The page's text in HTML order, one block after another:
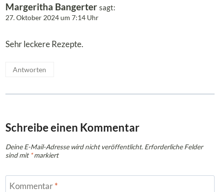
Margeritha Bangerter sagt:
27. Oktober 2024 um 7:14 Uhr
Sehr leckere Rezepte.
Antworten
Schreibe einen Kommentar
Deine E-Mail-Adresse wird nicht veröffentlicht. Erforderliche Felder
sind mit*markiert
Kommentar*